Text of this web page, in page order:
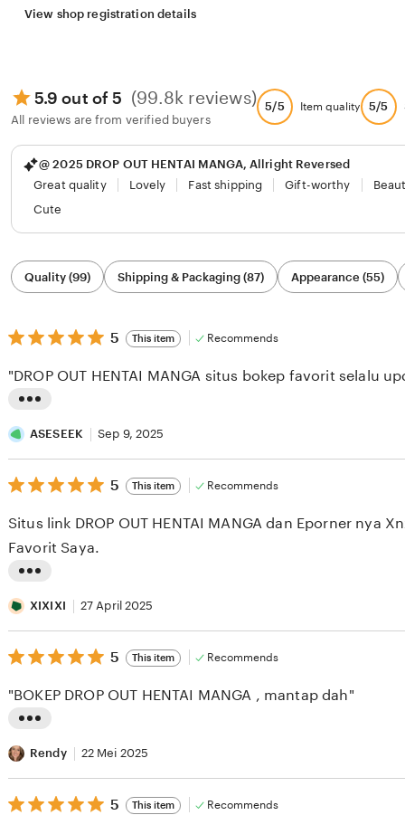
View shop registration details
5.9 out of 5 (99.8k reviews)
All reviews are from verified buyers
5/5 Item quality 5/5
@ 2025 DROP OUT HENTAI MANGA, Allright Reversed
Great quality
Lovely Fast shipping Gift-worthy
Cute
Filter
by
category
Quality (99) Shipping & Packaging (87) Appearance (55)
5
out
5
stars
5 This item Recommends
i
s
t
n
g
e
v
i
w
y
A
S
"DROP OUT HENTAI MANGA situs bokep favorit selalu
ASESEEK Sep 9, 2025
5
out
5
stars
5 This item Recommends
i
s
t
n
r
e
v
Situs link DROP OUT HENTAI MANGA dan Eporner nya
Favorit Saya.
XIXIXI 27 April 2025
5
out
5
stars
5 This item Recommends
i
s
t
"BOKEP DROP OUT HENTAI MANGA , mantap dah"
Rendy 22 Mei 2025
5
out
5 This item Recommends